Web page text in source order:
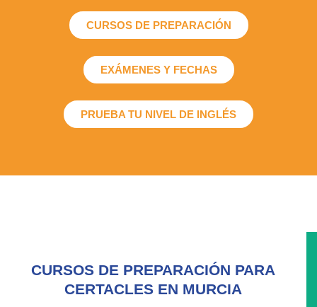
CURSOS DE PREPARACIÓN
EXÁMENES Y FECHAS
PRUEBA TU NIVEL DE INGLÉS
CURSOS DE PREPARACIÓN PARA
CERTACLES EN MURCIA